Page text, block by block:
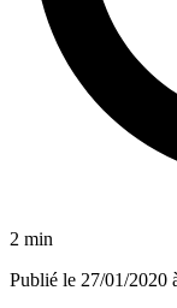
2 min
Publié le 27/01/2020